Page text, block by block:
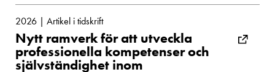
2026 | Artikel i tidskrift
Nytt ramverk för att utveckla
professionella kompetenser och
självständighet inom